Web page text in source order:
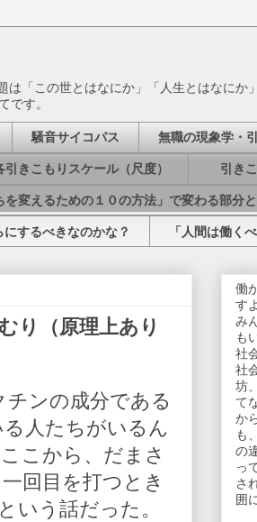
「この世とはなにか」「人生とはなにか
です。
騒音サイコパス 無職の現象学・
引きこもりスケール（尺度） 引き
を変えるための１０の方法」で変わる部分
するべきなのかな？ 「人間は働く
り（原理上あり
ンの成分である
人たちがいるん
こから、だまさ
回目を打つとき
いう話だった。
働
す
み
も
社
社
坊
て
か
も
の
っ
さ
囲